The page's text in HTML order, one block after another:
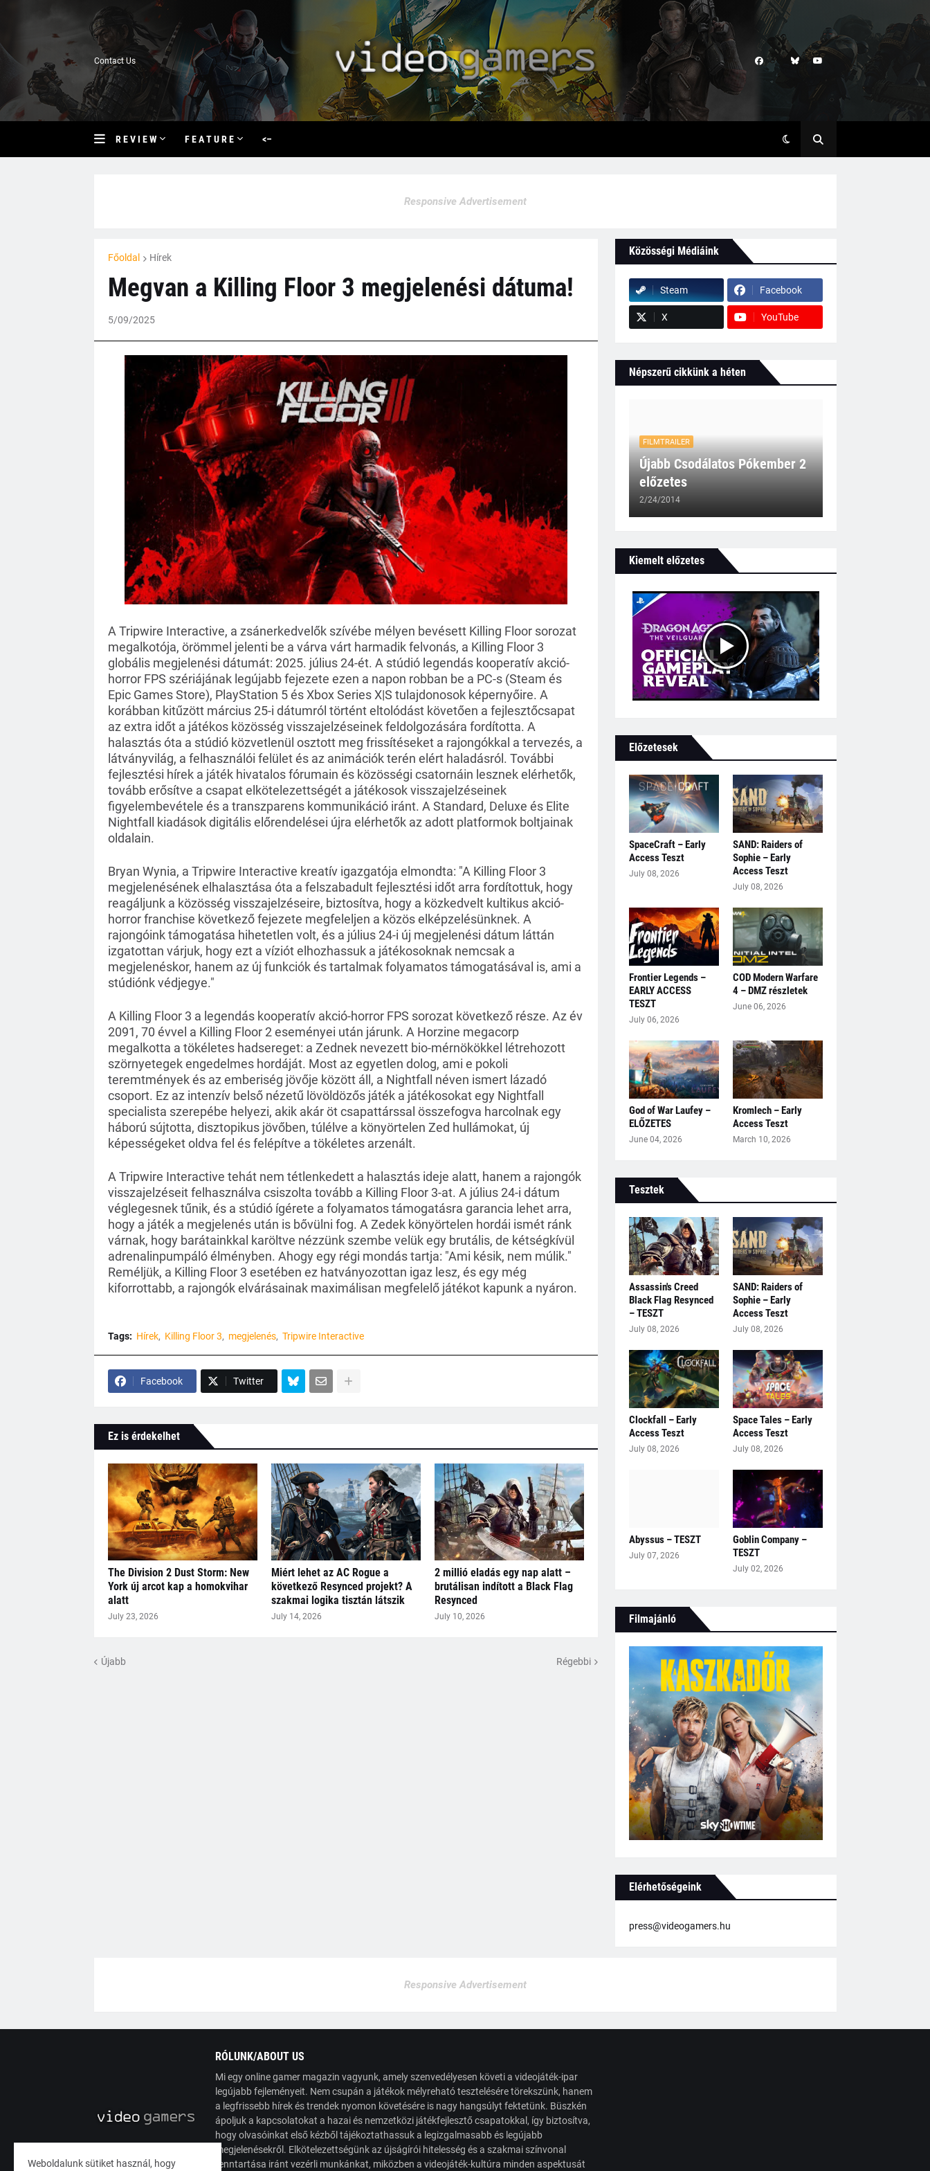
Contact Us
R E V I E W F E A T U R E <–
Responsive Advertisement
Főoldal Hírek
Megvan a Killing Floor 3 megjelenési dátuma!
5/09/2025
A Tripwire Interactive, a zsánerkedvelők szívébe mélyen bevésett Killing Floor sorozat
megalkotója, örömmel jelenti be a várva várt harmadik felvonás, a Killing Floor 3
globális megjelenési dátumát: 2025. július 24-ét. A stúdió legendás kooperatív akció-
horror FPS szériájának legújabb fejezete ezen a napon robban be a PC-s (Steam és
Epic Games Store), PlayStation 5 és Xbox Series X|S tulajdonosok képernyőire. A
korábban kitűzött március 25-i dátumról történt eltolódást követően a fejlesztőcsapat
az extra időt a játékos közösség visszajelzéseinek feldolgozására fordította. A
halasztás óta a stúdió közvetlenül osztott meg frissítéseket a rajongókkal a tervezés, a
látványvilág, a felhasználói felület és az animációk terén elért haladásról. További
fejlesztési hírek a játék hivatalos fórumain és közösségi csatornáin lesznek elérhetők,
tovább erősítve a csapat elkötelezettségét a játékosok visszajelzéseinek
figyelembevétele és a transzparens kommunikáció iránt. A Standard, Deluxe és Elite
Nightfall kiadások digitális előrendelései újra elérhetők az adott platformok boltjainak
oldalain.
Bryan Wynia, a Tripwire Interactive kreatív igazgatója elmondta: "A Killing Floor 3
megjelenésének elhalasztása óta a felszabadult fejlesztési időt arra fordítottuk, hogy
reagáljunk a közösség visszajelzéseire, biztosítva, hogy a közkedvelt kultikus akció-
horror franchise következő fejezete megfeleljen a közös elképzelésünknek. A
rajongóink támogatása hihetetlen volt, és a július 24-i új megjelenési dátum láttán
izgatottan várjuk, hogy ezt a víziót elhozhassuk a játékosoknak nemcsak a
megjelenéskor, hanem az új funkciók és tartalmak folyamatos támogatásával is, ami a
stúdiónk védjegye."
A Killing Floor 3 a legendás kooperatív akció-horror FPS sorozat következő része. Az év
2091, 70 évvel a Killing Floor 2 eseményei után járunk. A Horzine megacorp
megalkotta a tökéletes hadsereget: a Zednek nevezett bio-mérnökökkel létrehozott
szörnyetegek engedelmes hordáját. Most az egyetlen dolog, ami e pokoli
teremtmények és az emberiség jövője között áll, a Nightfall néven ismert lázadó
csoport. Ez az intenzív belső nézetű lövöldözős játék a játékosokat egy Nightfall
specialista szerepébe helyezi, akik akár öt csapattárssal összefogva harcolnak egy
háború sújtotta, disztopikus jövőben, túlélve a könyörtelen Zed hullámokat, új
képességeket oldva fel és felépítve a tökéletes arzenált.
A Tripwire Interactive tehát nem tétlenkedett a halasztás ideje alatt, hanem a rajongók
visszajelzéseit felhasználva csiszolta tovább a Killing Floor 3-at. A július 24-i dátum
véglegesnek tűnik, és a stúdió ígérete a folyamatos támogatásra garancia lehet arra,
hogy a játék a megjelenés után is bővülni fog. A Zedek könyörtelen hordái ismét ránk
várnak, hogy barátainkkal karöltve nézzünk szembe velük egy brutális, de kétségkívül
adrenalinpumpáló élményben. Ahogy egy régi mondás tartja: "Ami késik, nem múlik."
Reméljük, a Killing Floor 3 esetében ez hatványozottan igaz lesz, és egy még
kiforrottabb, a rajongók elvárásainak maximálisan megfelelő játékot kapunk a nyáron.
Tags: Hírek Killing Floor 3 megjelenés Tripwire Interactive
Facebook Twitter
Ez is érdekelhet
The Division 2 Dust Storm: New
York új arcot kap a homokvihar
alatt
July 23, 2026
Miért lehet az AC Rogue a
következő Resynced projekt? A
szakmai logika tisztán látszik
July 14, 2026
2 millió eladás egy nap alatt –
brutálisan indított a Black Flag
Resynced
July 10, 2026
Újabb Régebbi
Közösségi Médiáink
Steam Facebook
X YouTube
Népszerű cikkünk a héten
FILMTRAILER
Újabb Csodálatos Pókember 2
előzetes
2/24/2014
Kiemelt előzetes
Előzetesek
SpaceCraft – Early
Access Teszt
July 08, 2026
SAND: Raiders of
Sophie – Early
Access Teszt
July 08, 2026
Frontier Legends –
EARLY ACCESS
TESZT
July 06, 2026
COD Modern Warfare
4 – DMZ részletek
June 06, 2026
God of War Laufey –
ELŐZETES
June 04, 2026
Kromlech – Early
Access Teszt
March 10, 2026
Tesztek
Assassin's Creed
Black Flag Resynced
– TESZT
July 08, 2026
SAND: Raiders of
Sophie – Early
Access Teszt
July 08, 2026
Clockfall – Early
Access Teszt
July 08, 2026
Space Tales – Early
Access Teszt
July 08, 2026
Abyssus – TESZT
July 07, 2026
Goblin Company –
TESZT
July 02, 2026
Filmajánló
Elérhetőségeink
press@videogamers.hu
Responsive Advertisement
RÓLUNK/ABOUT US
Mi egy online gamer magazin vagyunk, amely szenvedélyesen követi a videojáték-ipar
legújabb fejleményeit. Nem csupán a játékok mélyreható tesztelésére törekszünk, hanem
a legfrissebb hírek és trendek nyomon követésére is nagy hangsúlyt fektetünk. Büszkén
ápoljuk a kapcsolatokat a hazai és nemzetközi játékfejlesztő csapatokkal, így biztosítva,
hogy olvasóinkat első kézből tájékoztathassuk a legizgalmasabb és legújabb
megjelenésekről. Elkötelezettségünk az újságírói hitelesség és a szakmai színvonal
fenntartása iránt vezérli munkánkat, miközben a videojáték-kultúra minden aspektusát
Weboldalunk sütiket használ, hogy